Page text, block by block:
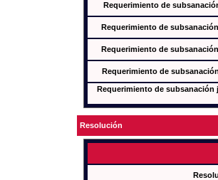
Requerimiento de
Requerimiento de
Requerimiento de
Requerimiento de
Requerimiento de
Resolución